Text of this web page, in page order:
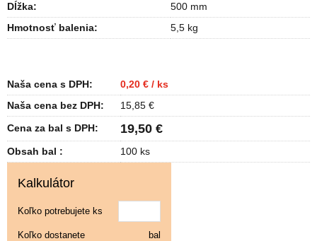
Dĺžka:
500 mm
Hmotnosť balenia: 5,5 kg
Naša cena s DPH:
0,20 € / ks
Naša cena bez DPH:
15,85 €
Cena za bal s DPH:
19,50 €
Obsah bal : 100 ks
Kalkulátor
Koľko potrebujete ks
Koľko dostanete
bal